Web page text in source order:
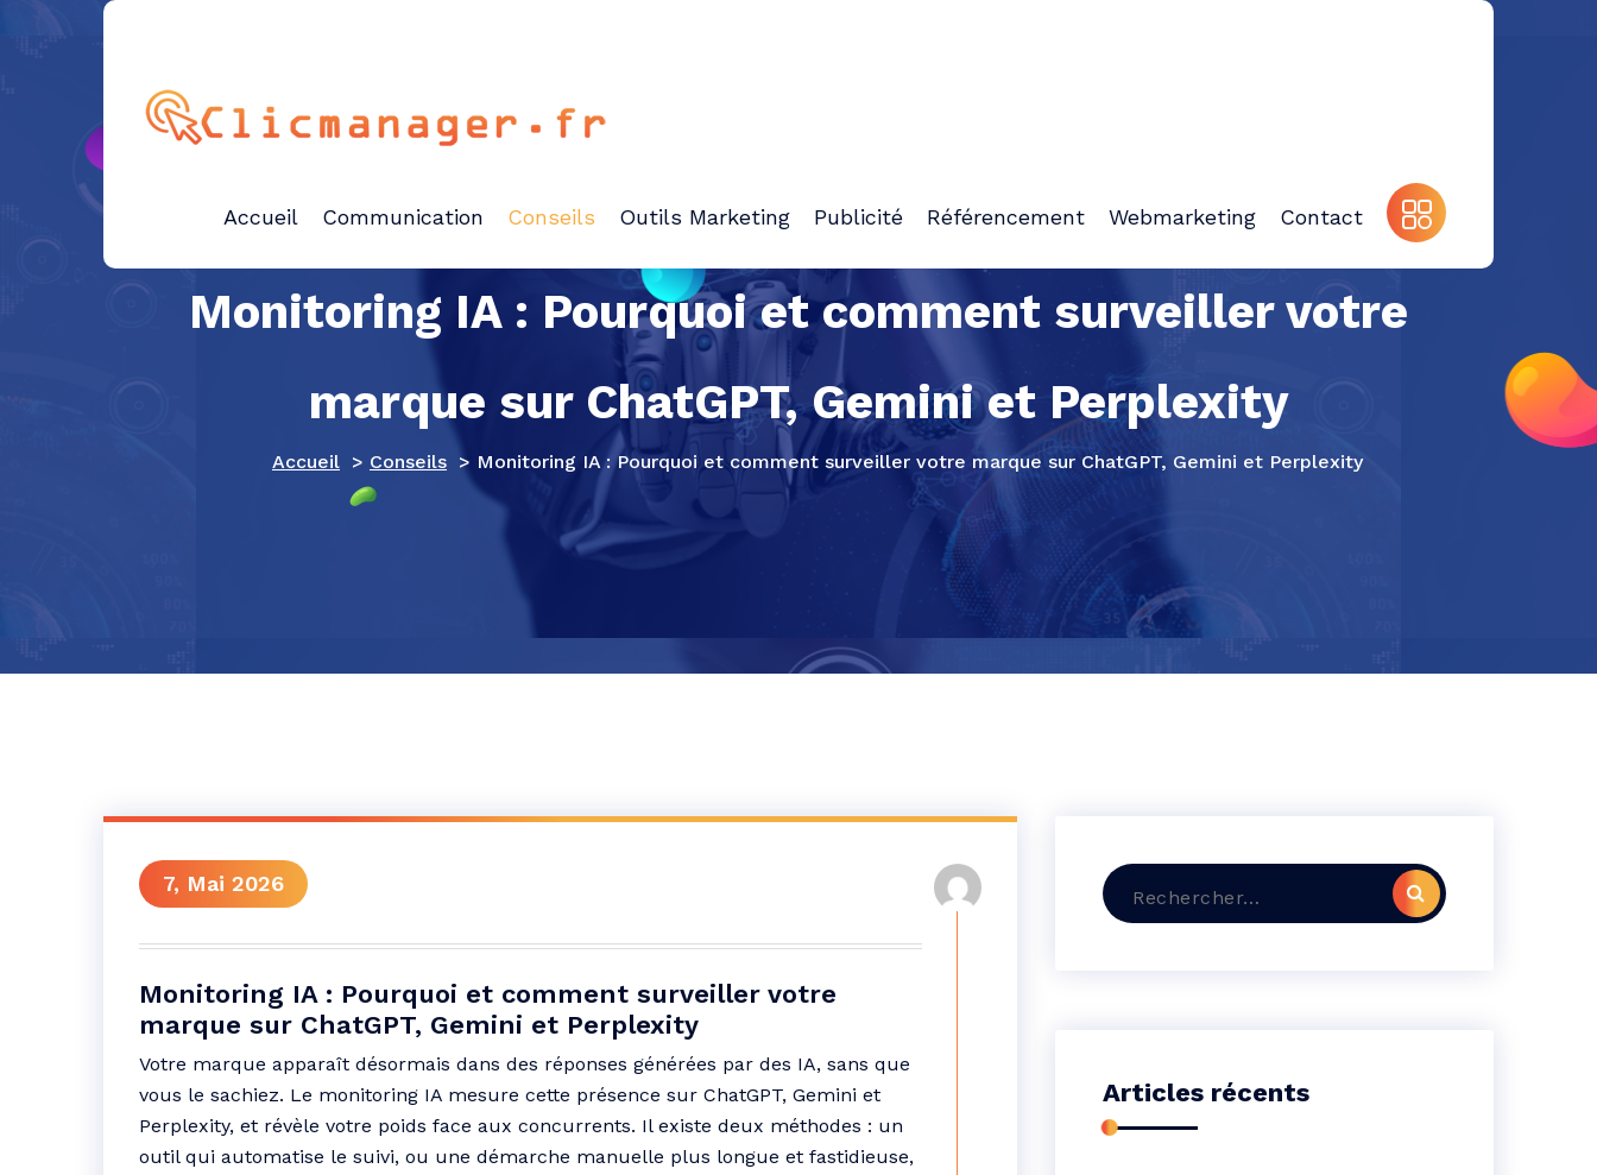
Accueil Communication Conseils Outils Marketing Publicité Référencement Webmarketing Contact
Monitoring IA : Pourquoi et comment surveiller votre
marque sur ChatGPT, Gemini et Perplexity
Accueil > Conseils > Monitoring IA : Pourquoi et comment surveiller votre marque sur ChatGPT, Gemini et Perplexity
7, Mai 2026
Monitoring IA : Pourquoi et comment surveiller votre
marque sur ChatGPT, Gemini et Perplexity
Votre marque apparaît désormais dans des réponses générées par des IA, sans que
vous le sachiez. Le monitoring IA mesure cette présence sur ChatGPT, Gemini et
Perplexity, et révèle votre poids face aux concurrents. Il existe deux méthodes : un
outil qui automatise le suivi, ou une démarche manuelle plus longue et fastidieuse,
Recherche
Articles récents